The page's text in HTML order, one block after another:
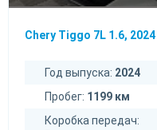
Chery Tiggo 7L 1.6, 2024
Год выпуска: 2024
Пробег: 1199 км
Коробка передач: